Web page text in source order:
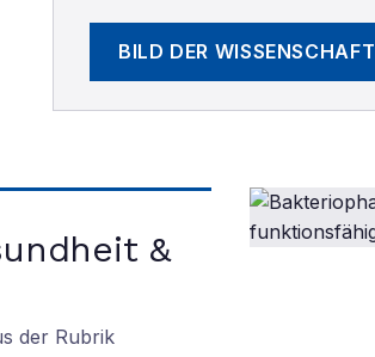
BILD DER WISSENSCHAFT
&
der Rubrik